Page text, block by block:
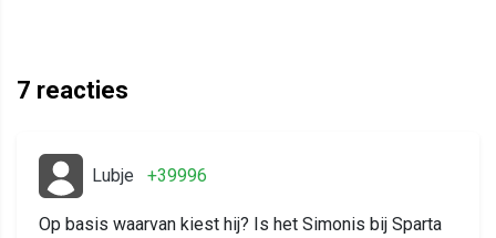
7 reacties
Lubje +39996
Op basis waarvan kiest hij? Is het Simonis bij Sparta